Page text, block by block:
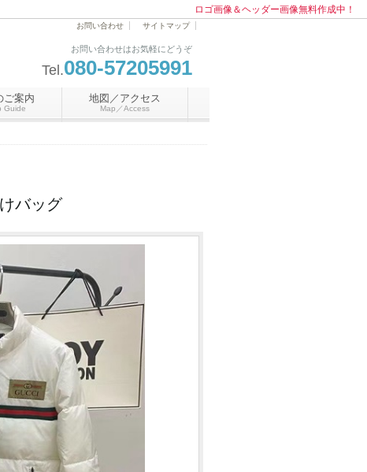
ロゴ画像＆ヘッダー画像無料作成中！
お問い合わせはお気軽にどうぞ
Tel.080-57205991
お問い合わせ サイトマップ
ご案内
Guide
地図／アクセス
Map／Access
バッグ